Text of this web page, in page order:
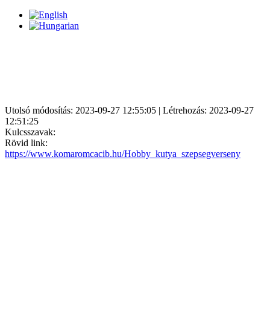
Utolsó módosítás: 2023-09-27 12:55:05 | Létrehozás: 2023-09-27
12:51:25
Kulcsszavak:
Rövid link:
https://www.komaromcacib.hu/Hobby_kutya_szepsegverseny